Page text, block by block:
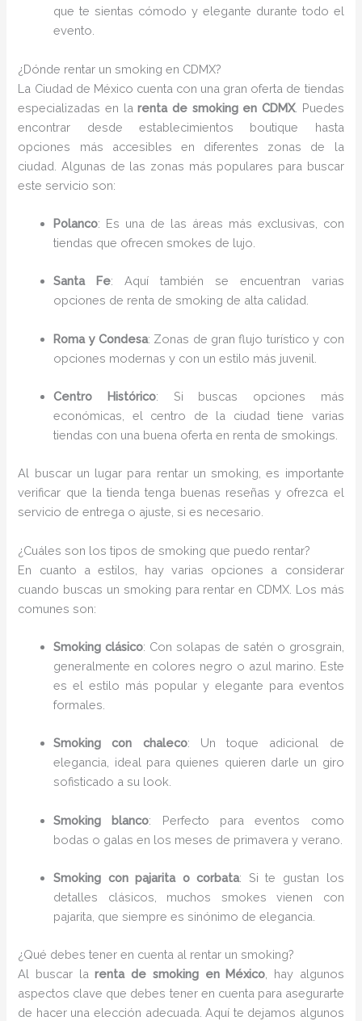
que te sientas cómodo y elegante durante todo el
evento.
¿Dónde rentar un smoking en CDMX?
La Ciudad de México cuenta con una gran oferta de tiendas
especializadas en larenta de smoking en CDMX. Puedes
encontrar desde establecimientos boutique hasta
opciones más accesibles en diferentes zonas de la
ciudad. Algunas de las zonas más populares para buscar
este servicio son:
Polanco: Es una de las áreas más exclusivas, con
tiendas que ofrecen smokes de lujo.
Santa Fe: Aquí también se encuentran varias
opciones de renta de smoking de alta calidad.
Roma y Condesa: Zonas de gran flujo turístico y con
opciones modernas y con un estilo más juvenil.
Centro Histórico: Si buscas opciones más
económicas, el centro de la ciudad tiene varias
tiendas con una buena oferta en renta de smokings.
Al buscar un lugar para rentar un smoking, es importante
verificar que la tienda tenga buenas reseñas y ofrezca el
servicio de entrega o ajuste, si es necesario.
¿Cuáles son los tipos de smoking que puedo rentar?
En cuanto a estilos, hay varias opciones a considerar
cuando buscas un smoking para rentar en CDMX. Los más
comunes son:
Smoking clásico: Con solapas de satén o grosgrain,
generalmente en colores negro o azul marino. Este
es el estilo más popular y elegante para eventos
formales.
Smoking con chaleco: Un toque adicional de
elegancia, ideal para quienes quieren darle un giro
sofisticado a su look.
Smoking blanco: Perfecto para eventos como
bodas o galas en los meses de primavera y verano.
Smoking con pajarita o corbata: Si te gustan los
detalles clásicos, muchos smokes vienen con
pajarita, que siempre es sinónimo de elegancia.
¿Qué debes tener en cuenta al rentar un smoking?
Al buscar larenta de smoking en México , hay algunos
aspectos clave que debes tener en cuenta para asegurarte
de hacer una elección adecuada. Aquí te dejamos algunos